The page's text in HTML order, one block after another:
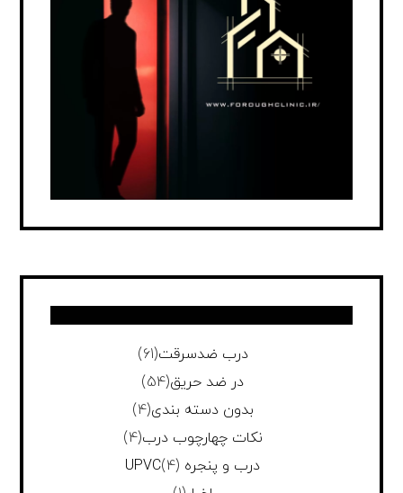
درب ضدسرقت(61)
در ضد حریق(54)
بدون دسته بندی(4)
نکات چهارچوب درب(4)
درب و پنجره UPVC (4)